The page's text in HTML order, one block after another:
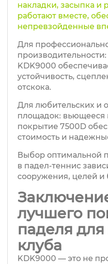
KDK9000 — это не
лучшего
паделя
клуба
Выбор оптимальной
в падел-теннис
сооружения, целей и
Для любительских и
площадок: вьющееся
покрытие 7500D
стоимость и
Для
KDK9000
устойчивость,
отскока.
накладки, засыпка и
работают вместе,
непревзойденные